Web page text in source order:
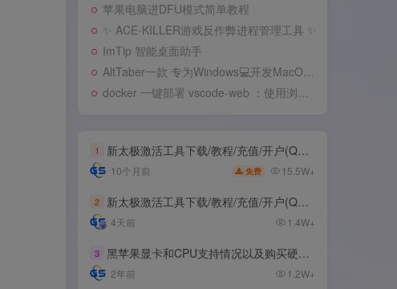
苹果电脑进DFU模式简单教程
✨ ACE-KILLER游戏反作弊进程管理工具 ✨
ImTip 智能桌面助手
AltTaber一款 专为Windows💻️开发MacOS 风格的窗口/应用切换器
docker 一键部署 vscode-web ：使用浏览器远程开发
1 新太极激活工具下载/教程/充值/开户(QQ交流群号749113977)
10个月前 免费 15.5W+
2 新太极激活工具下载/教程/充值/开户(QQ交流群号:523943346)
4天前 1.4W+
3 黑苹果显卡和CPU支持情况以及购买硬件防踩坑指南
2年前 1.2W+